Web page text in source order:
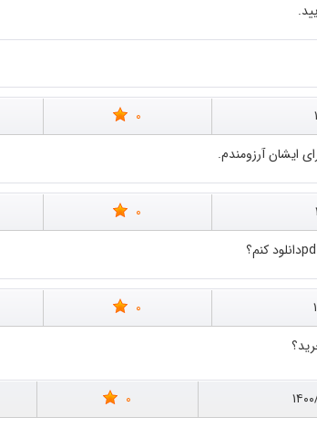
0
ایشان آرزومندم.
0
0
۰۸ 0